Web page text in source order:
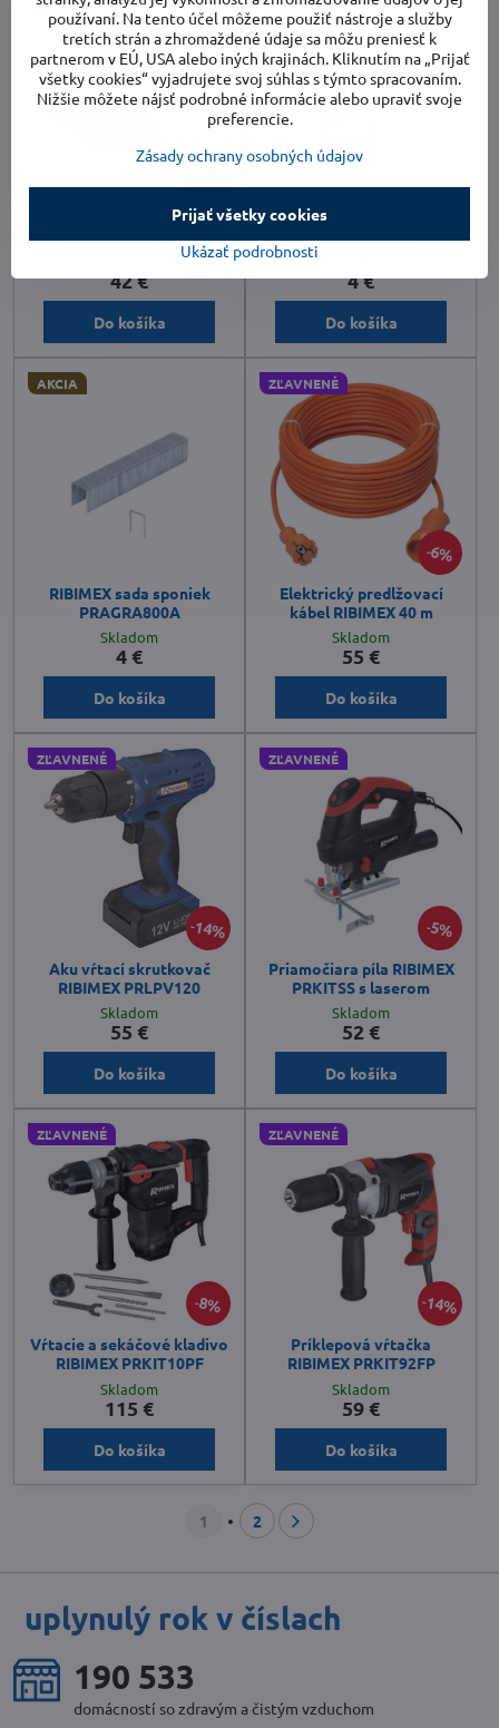
ZĽAVNENÉ
Excentrická brúska
42 €
Do košíka
AKCIA
RIBIMEX sada klincov
4 €
Do košíka
AKCIA
RIBIMEX sada sponiek
PRAGRA800A
Skladom
4 €
Do košíka
6%
ZĽAVNENÉ
Elektrický predlžovací
kábel RIBIMEX 40 m
Skladom
55 €
Do košíka
14%
ZĽAVNENÉ
Aku vŕtací skrutkovač
RIBIMEX PRLPV120
Skladom
55 €
Do košíka
5%
ZĽAVNENÉ
Priamočiara píla RIBIMEX
PRKITSS s laserom
Skladom
52 €
Do košíka
8%
ZĽAVNENÉ
Vŕtacie a sekáčové kladivo
RIBIMEX PRKIT10PF
Skladom
115 €
Do košíka
14%
ZĽAVNENÉ
Príklepová vŕtačka
RIBIMEX PRKIT92FP
Skladom
59 €
Do košíka
1 2
uplynulý rok v číslach
227 458
domácností so zdravým a čistým vzduchom
používaní. Na tento účel môžeme použiť nástroje a služby
tretích strán a zhromaždené údaje sa môžu preniesť k
partnerom v EÚ, USA alebo iných krajinách. Kliknutím na „Prijať
všetky cookies“ vyjadrujete svoj súhlas s týmto spracovaním.
Nižšie môžete nájsť podrobné informácie alebo upraviť svoje
preferencie.
Zásady ochrany osobných údajov
Ukázať podrobnosti
Prijať všetky cookies